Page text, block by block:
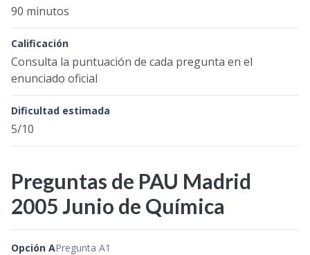
90 minutos
Calificación
Consulta la puntuación de cada pregunta en el
enunciado oficial
Dificultad estimada
5/10
Preguntas de PAU Madrid
2005 Junio de Química
Opción APregunta A1